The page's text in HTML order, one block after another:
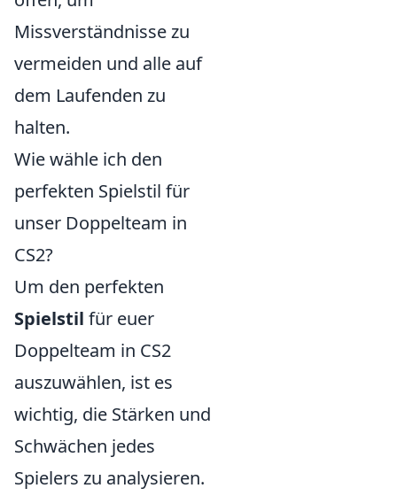
Missverständnisse zu
vermeiden und alle auf
dem Laufenden zu
halten.
Wie wähle ich den
perfekten Spielstil für
unser Doppelteam in
CS2?
Um den perfekten
Spielstil für euer
Doppelteam in CS2
auszuwählen, ist es
wichtig, die Stärken und
Schwächen jedes
Spielers zu analysieren.